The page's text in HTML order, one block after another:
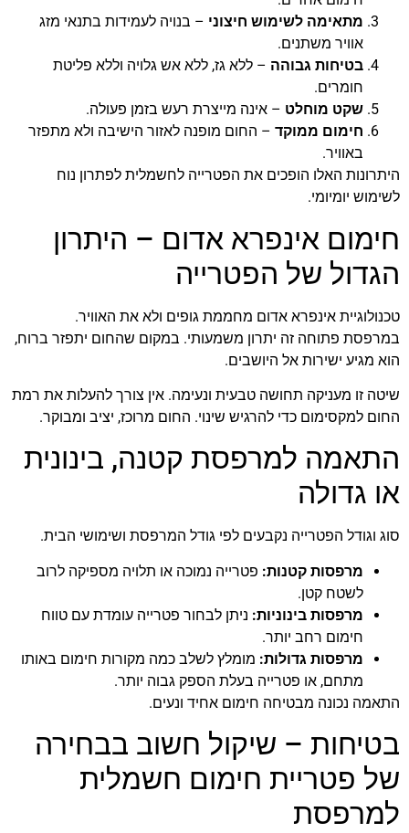
מתאימה לשימוש חיצוני– בנויה לעמידות בתנאי מזג
אוויר משתנים.
בטיחות גבוהה– ללא גז, ללא אש גלויה וללא פליטת
חומרים.
שקט מוחלט– אינה מייצרת רעש בזמן פעולה.
חימום ממוקד– החום מופנה לאזור הישיבה ולא מתפזר
באוויר.
היתרונות האלו הופכים את הפטרייה לחשמלית לפתרון נוח
לשימוש יומיומי.
חימום אינפרא אדום – היתרון
הגדול של הפטרייה
טכנולוגיית אינפרא אדום מחממת גופים ולא את האוויר.
במרפסת פתוחה זה יתרון משמעותי. במקום שהחום יתפזר ברוח,
הוא מגיע ישירות אל היושבים.
שיטה זו מעניקה תחושה טבעית ונעימה. אין צורך להעלות את רמת
החום למקסימום כדי להרגיש שינוי. החום מרוכז, יציב ומבוקר.
התאמה למרפסת קטנה, בינונית
או גדולה
סוג וגודל הפטרייה נקבעים לפי גודל המרפסת ושימושי הבית.
מרפסות קטנות:פטרייה נמוכה או תלויה מספיקה לרוב
לשטח קטן.
מרפסות בינוניות:ניתן לבחור פטרייה עומדת עם טווח
חימום רחב יותר.
מרפסות גדולות:מומלץ לשלב כמה מקורות חימום באותו
מתחם, או פטרייה בעלת הספק גבוה יותר.
התאמה נכונה מבטיחה חימום אחיד ונעים.
בטיחות – שיקול חשוב בבחירה
של פטריית חימום חשמלית
למרפסת